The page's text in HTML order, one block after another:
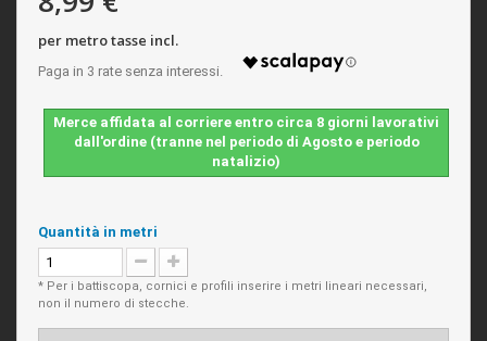
per metro tasse incl.
Merce affidata al corriere entro circa 8 giorni lavorativi
dall'ordine (tranne nel periodo di Agosto e periodo
natalizio)
Quantità in metri
* Per i battiscopa, cornici e profili inserire i metri lineari necessari,
non il numero di stecche.